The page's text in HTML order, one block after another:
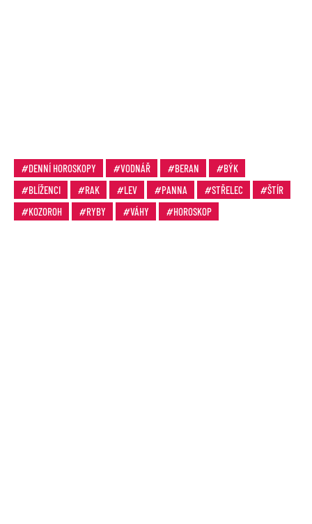
DENNÍ HOROSKOPY VODNÁŘ BERAN
BÝK
BLÍŽENCI
RAK LEV PANNA STŘELEC
ŠTÍR
KOZOROH
RYBY VÁHY HOROSKOP